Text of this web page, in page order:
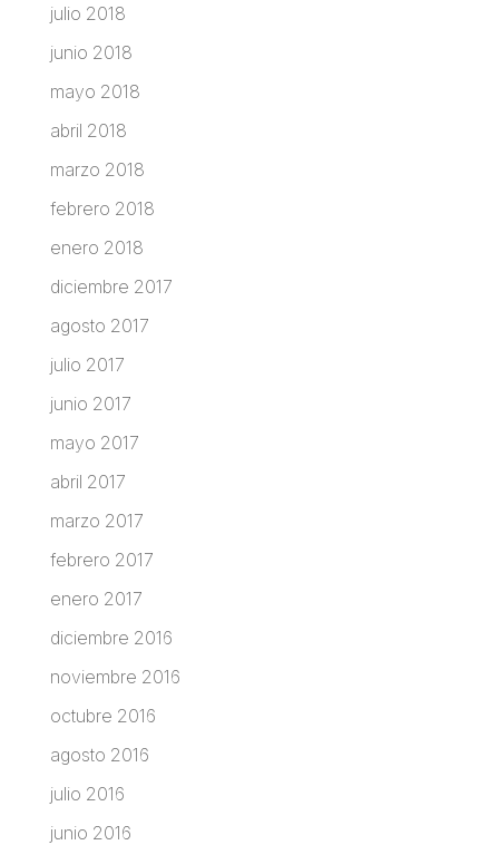
julio 2018
junio 2018
mayo 2018
abril 2018
marzo 2018
febrero 2018
enero 2018
diciembre 2017
agosto 2017
julio 2017
junio 2017
mayo 2017
abril 2017
marzo 2017
febrero 2017
enero 2017
diciembre 2016
noviembre 2016
octubre 2016
agosto 2016
julio 2016
junio 2016